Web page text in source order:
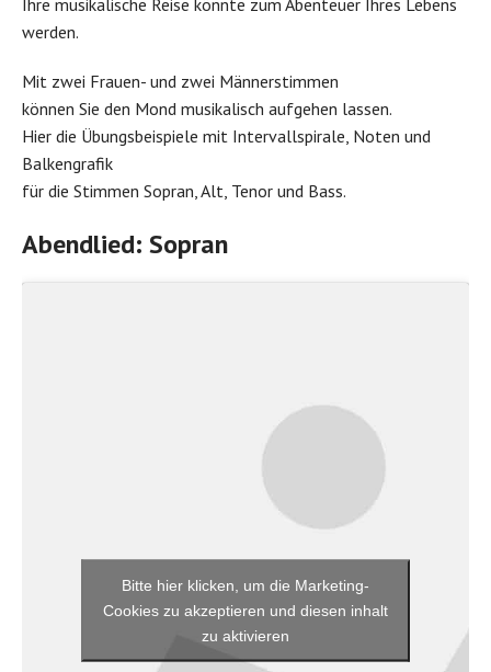
werden.
Mit zwei Frauen- und zwei Männerstimmen
können Sie den Mond musikalisch aufgehen lassen.
Hier die Übungsbeispiele mit Intervallspirale, Noten und
Balkengrafik
für die Stimmen Sopran, Alt, Tenor und Bass.
Abendlied: Sopran
Bitte hier klicken, um die Marketing-
Cookies zu akzeptieren und diesen inhalt
zu aktivieren